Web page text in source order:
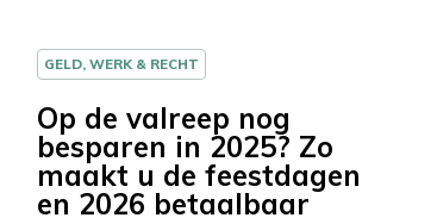
GELD, WERK & RECHT
Op de valreep nog
besparen in 2025? Zo
maakt u de feestdagen
en 2026 betaalbaar